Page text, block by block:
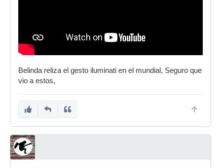
Belinda reliza el gesto iluminati en el mundial, Seguro que
vio a estos,